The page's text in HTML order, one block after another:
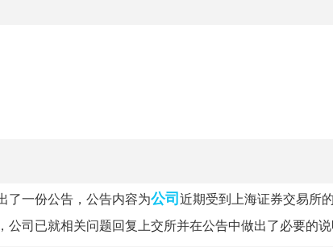
了一份公告，公告内容为公司近期受到上海证券交易所
公司已就相关问题回复上交所并在公告中做出了必要的说